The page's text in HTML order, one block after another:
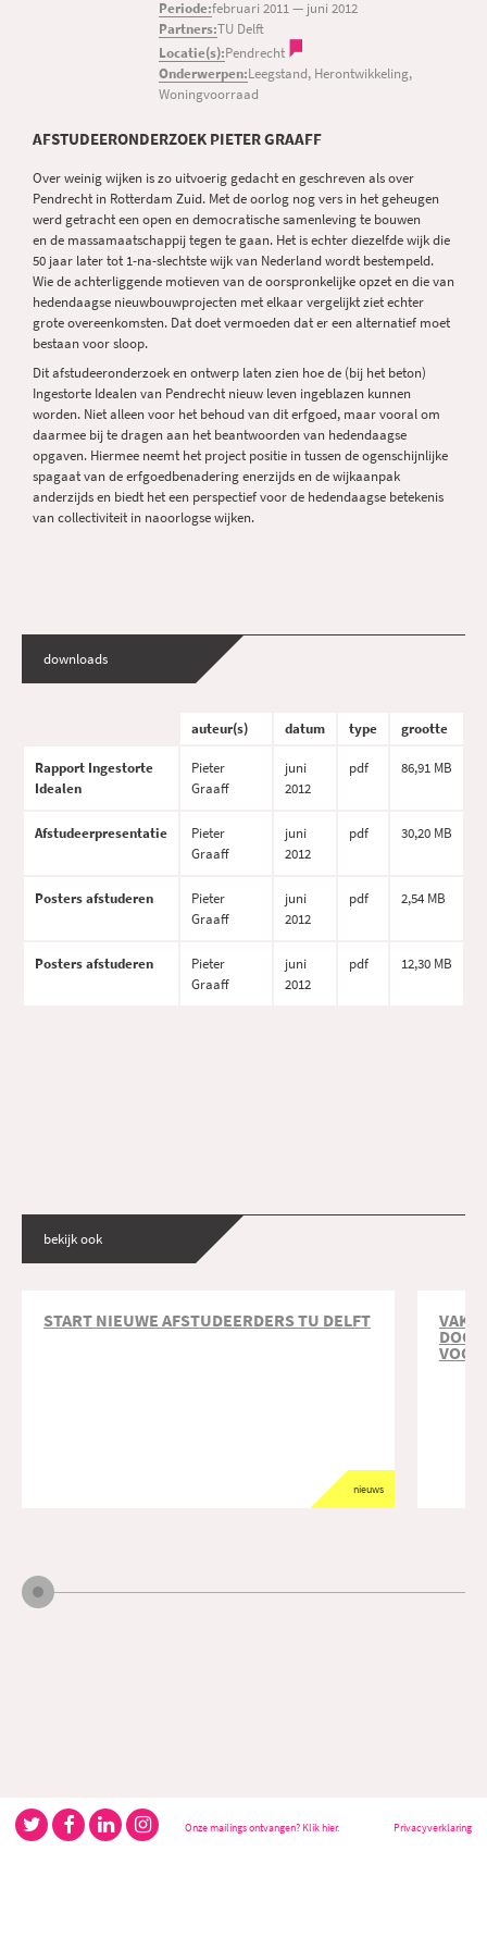
Periode:februari 2011 — juni 2012
Partners:TU Delft
Locatie(s):Pendrecht
Onderwerpen:Leegstand, Herontwikkeling,
Woningvoorraad
AFSTUDEERONDERZOEK PIETER GRAAFF
Over weinig wijken is zo uitvoerig gedacht en geschreven als over
Pendrecht in Rotterdam Zuid. Met de oorlog nog vers in het geheugen
werd getracht een open en democratische samenleving te bouwen
en de massamaatschappij tegen te gaan. Het is echter diezelfde wijk die
50 jaar later tot 1-na-slechtste wijk van Nederland wordt bestempeld.
Wie de achterliggende motieven van de oorspronkelijke opzet en die van
hedendaagse nieuwbouwprojecten met elkaar vergelijkt ziet echter
grote overeenkomsten. Dat doet vermoeden dat er een alternatief moet
bestaan voor sloop.
Dit afstudeeronderzoek en ontwerp laten zien hoe de (bij het beton)
Ingestorte Idealen van Pendrecht nieuw leven ingeblazen kunnen
worden. Niet alleen voor het behoud van dit erfgoed, maar vooral om
daarmee bij te dragen aan het beantwoorden van hedendaagse
opgaven. Hiermee neemt het project positie in tussen de ogenschijnlijke
spagaat van de erfgoedbenadering enerzijds en de wijkaanpak
anderzijds en biedt het een perspectief voor de hedendaagse betekenis
van collectiviteit in naoorlogse wijken.
downloads
auteur(s) datum type grootte
Rapport Ingestorte
Idealen
Pieter
Graaff
juni
2012
pdf 86,91 MB
Afstudeerpresentatie
Pieter
Graaff
juni
2012
pdf 30,20 MB
Posters afstuderen
Pieter
Graaff
juni
2012
pdf 2,54 MB
Posters afstuderen
Pieter
Graaff
juni
2012
pdf 12,30 MB
bekijk ook
nieuws
START NIEUWE AFSTUDEERDERS TU DELFT
Onze mailings ontvangen? Klik hier. Privacyverklaring